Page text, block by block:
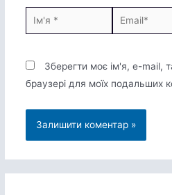
Ім'я
*
Email*
Зберегти моє ім'я, e-mail,
браузері для моїх подальших